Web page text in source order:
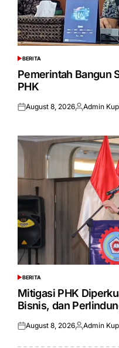
POSTED
IN
BERITA
Pemerintah Bangun
PHK
Posted
August 8, 2026Posted
Admin
POSTED
IN
BERITA
Mitigasi PHK
Bisnis, dan
Posted
August 8, 2026Posted
Admin